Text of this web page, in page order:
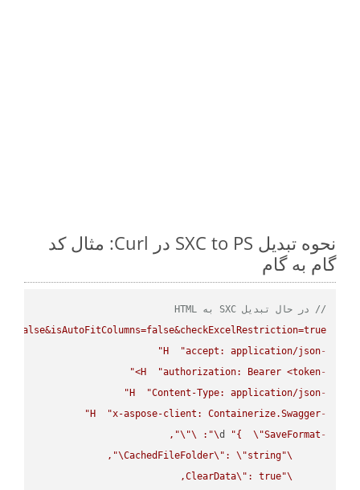
نحوه تبدیل SXC to PS در Curl: مثال کد
گام به گام
// در حال تبدیل SXC به HTML
-
H
"accept: application/json"
-
H
"authorization: Bearer <token>"
-
H
"Content-Type: application/json"
-
H
"x-aspose-client: Containerize.Swagger"
-
d "{ \"SaveFormat
\"
:
\"
\"
\"
CachedFileFolder\" : \"string
\"
\"
ClearData\"